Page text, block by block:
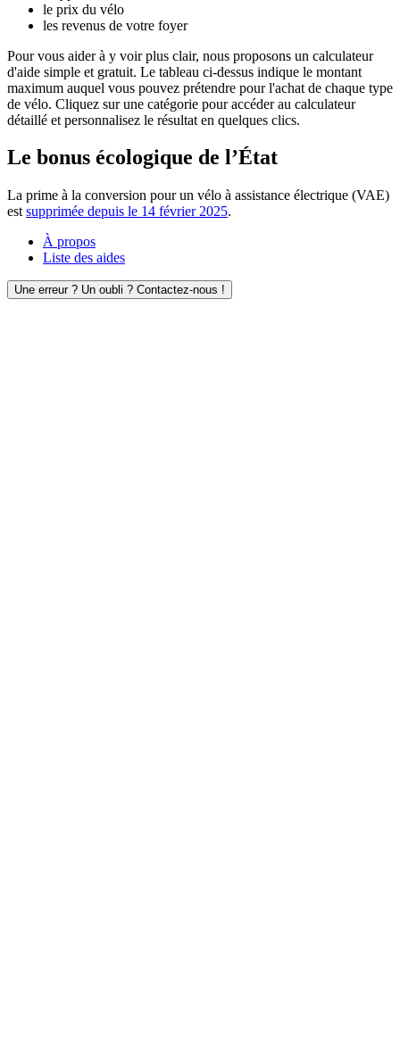
le prix du vélo
les revenus de votre foyer
Pour vous aider à y voir plus clair, nous proposons un calculateur
d'aide simple et gratuit. Le tableau ci-dessus indique le montant
maximum auquel vous pouvez prétendre pour l'achat de chaque type
de vélo. Cliquez sur une catégorie pour accéder au calculateur
détaillé et personnalisez le résultat en quelques clics.
Le bonus écologique de l’État
La prime à la conversion pour un vélo à assistance électrique (VAE)
est supprimée depuis le 14 février 2025.
À propos
Liste des aides
Une erreur ? Un oubli ? Contactez-nous !